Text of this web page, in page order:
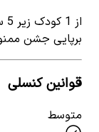
از 1 کودک زیر 5 سال هزینه دریافت نمی شود .
برپایی جشن
قوانین کنسلی
متوسط